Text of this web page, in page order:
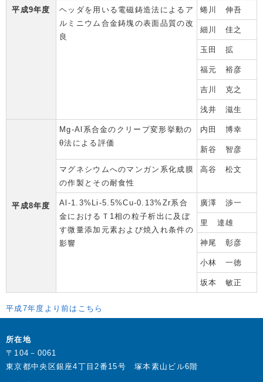
平成9年度
ヘッダを用いる電磁鋳造法によるア
ルミニウム合金鋳塊の表面品質の改
良
蜷川 伸吾
細川 佳之
玉田 拡
福元 裕彦
吉川 克之
浅井 滋生
平成8年度
Mg-Al系合金のクリープ変形挙動の
θ法による評価
内田 博幸
新谷 智彦
マグネシウムへのマンガン系化成膜
の作製とその耐食性
高谷 松文
Al-1.3%Li-5.5%Cu-0.13%Zr系合
金におけるＴ1相の粒子析出に及ぼ
す微量添加元素および焼入れ条件の
影響
廣澤 渉一
里 達雄
神尾 彰彦
小林 一徳
坂本 敏正
平成7年度より前はこちら
所在地
〒104－0061
東京都中央区銀座4丁目2番15号 塚本素山ビル6階